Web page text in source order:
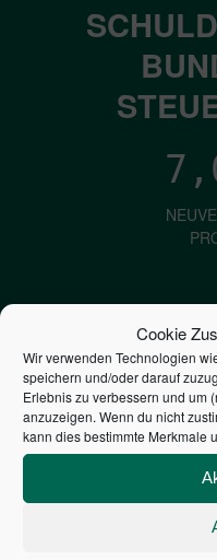
Cookie
Wir verwenden Technologien
speichern und/oder darauf
Erlebnis zu verbessern und um
anzuzeigen. Wenn du nicht
kann dies bestimmte Merkmale